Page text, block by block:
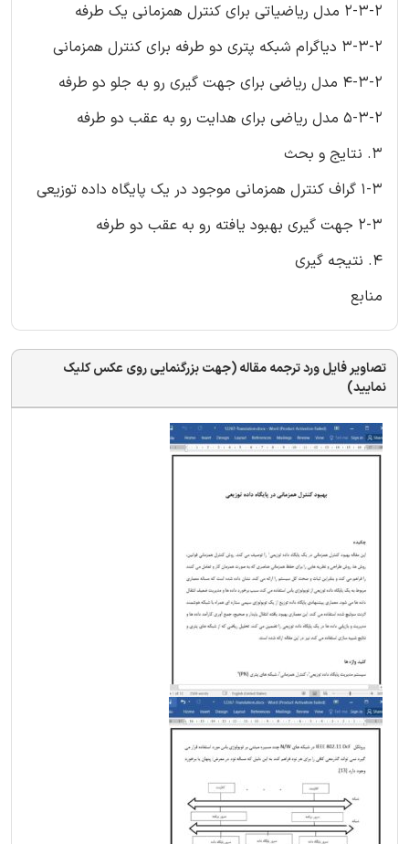
2-3-2 مدل ریاضیاتی برای کنترل همزمانی یک طرفه
3-3-2 دیاگرام شبکه پتری دو طرفه برای کنترل همزمانی
4-3-2 مدل ریاضی برای جهت گیری رو به جلو دو طرفه
5-3-2 مدل ریاضی برای هدایت رو به عقب دو طرفه
3. نتایج و بحث
1-3 گراف کنترل همزمانی موجود در یک پایگاه داده توزیعی
2-3 جهت گیری بهبود یافته رو به عقب دو طرفه
4. نتیجه گیری
منابع
تصاویر فایل ورد ترجمه مقاله (جهت بزرگنمایی روی عکس کلیک
نمایید)